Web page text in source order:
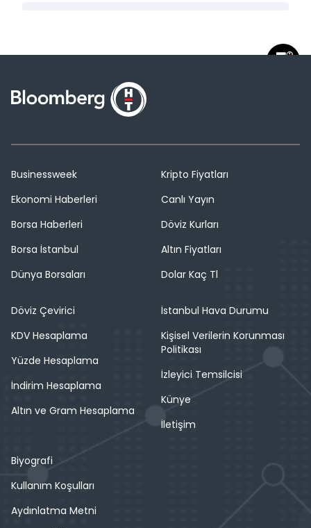
Businessweek
Ekonomi Haberleri
Borsa Haberleri
Borsa İstanbul
Dünya Borsaları
Kripto Fiyatları
Canlı Yayın
Döviz Kurları
Altın Fiyatları
Dolar Kaç Tl
Döviz Çevirici
KDV Hesaplama
Yüzde Hesaplama
İndirim Hesaplama
Altın ve Gram Hesaplama
İstanbul Hava Durumu
Kişisel Verilerin Korunması
Politikası
İzleyici Temsilcisi
Künye
İletişim
Biyografi
Kullanım Koşulları
Aydınlatma Metni